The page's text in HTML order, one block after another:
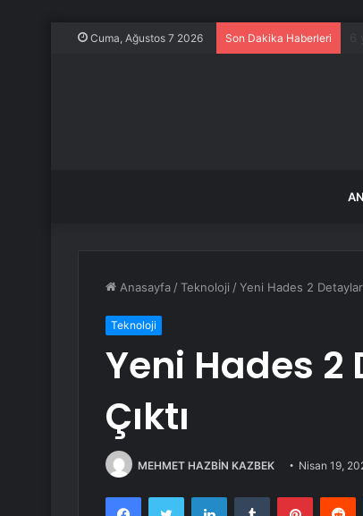
Cuma, Ağustos 7 2026 Son Dakika Haberleri
Anasayfa /Teknoloji /Yeni Hades 2
Teknoloji
Yeni Hades 2
Çıktı
MEHMET HAZBİN KAZBEK Nisan 19,
FacebookTwitter LinkedInTumblr Pinterest